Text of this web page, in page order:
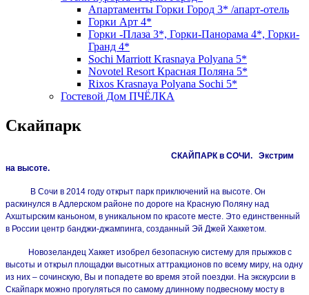
Апартаменты Горки Город 3* /апарт-отель
Горки Арт 4*
Горки -Плаза 3*, Горки-Панорама 4*, Горки-
Гранд 4*
Sochi Marriott Krasnaya Polyana 5*
Novotel Resort Красная Поляна 5*
Rixos Krasnaya Polyana Sochi 5*
Гостевой Дом ПЧЁЛКА
Скайпарк
СКАЙПАРК в СОЧИ. Экстрим
на высоте.
В Сочи в 2014 году открыт парк приключений на высоте. Он
раскинулся в Адлерском районе по дороге на Красную Поляну над
Ахштырским каньоном, в уникальном по красоте месте. Это единственный
в России центр банджи-джампинга, созданный Эй Джей Хаккетом.
Новозеландец Хаккет изобрел безопасную систему для прыжков с
высоты и открыл площадки высотных аттракционов по всему миру, на одну
из них – сочинскую, Вы и попадете во время этой поездки. На экскурсии в
Скайпарк можно прогуляться по самому длинному подвесному мосту в